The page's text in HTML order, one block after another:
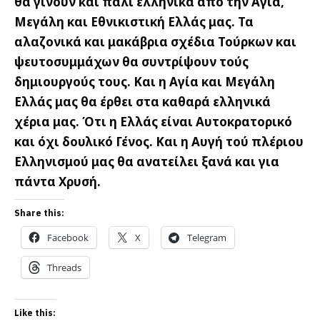
Μεγάλη και Εθνικιστική Ελλάς μας. Τα
αλαζονικά και μακάβρια σχέδια Τούρκων και
ψευτοσυμμάχων θα συντρίψουν τούς
δημιουργούς τους. Και η Αγία και Μεγάλη
Ελλάς μας θα έρθει στα καθαρά ελληνικά
χέρια μας. Ότι η Ελλάς είναι Αυτοκρατορικό
και όχι δουλικό Γένος. Και η Αυγή τού πλέριου
Ελληνισμού μας θα ανατείλει ξανά και για
πάντα Χρυσή.
Share this:
Facebook X Telegram
Threads
Like this: